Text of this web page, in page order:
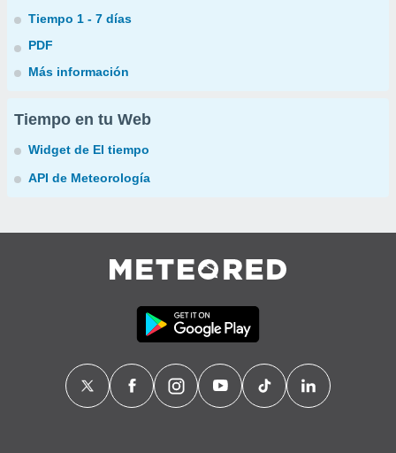
Tiempo 1 - 7 días
PDF
Más información
Tiempo en tu Web
Widget de El tiempo
API de Meteorología